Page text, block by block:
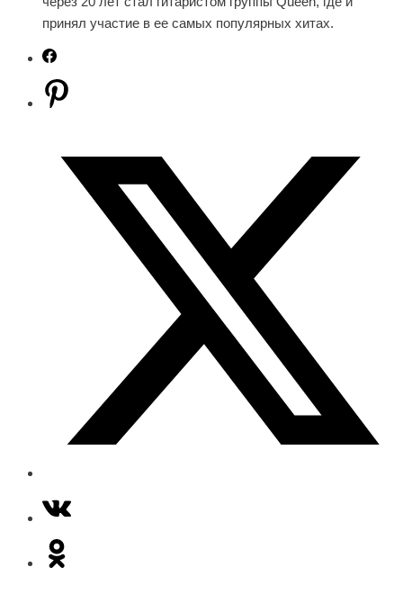
принял участие в ее самых популярных хитах.